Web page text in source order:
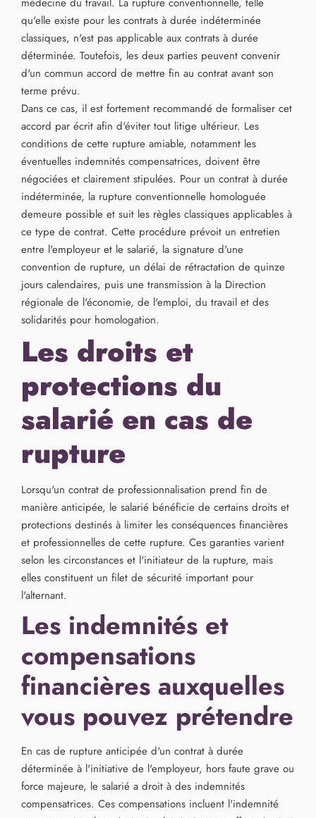
qu'elle existe pour les contrats à durée indéterminée
classiques, n'est pas applicable aux contrats à durée
déterminée. Toutefois, les deux parties peuvent convenir
d'un commun accord de mettre fin au contrat avant son
terme prévu.
Dans ce cas, il est fortement recommandé de formaliser cet
accord par écrit afin d'éviter tout litige ultérieur. Les
conditions de cette rupture amiable, notamment les
éventuelles indemnités compensatrices, doivent être
négociées et clairement stipulées. Pour un contrat à durée
indéterminée, la rupture conventionnelle homologuée
demeure possible et suit les règles classiques applicables à
ce type de contrat. Cette procédure prévoit un entretien
entre l'employeur et le salarié, la signature d'une
convention de rupture, un délai de rétractation de quinze
jours calendaires, puis une transmission à la Direction
régionale de l'économie, de l'emploi, du travail et des
solidarités pour homologation.
Les droits et
protections du
salarié en cas de
rupture
Lorsqu'un contrat de professionnalisation prend fin de
manière anticipée, le salarié bénéficie de certains droits et
protections destinés à limiter les conséquences financières
et professionnelles de cette rupture. Ces garanties varient
selon les circonstances et l'initiateur de la rupture, mais
elles constituent un filet de sécurité important pour
l'alternant.
Les indemnités et
compensations
financières auxquelles
vous pouvez prétendre
En cas de rupture anticipée d'un contrat à durée
déterminée à l'initiative de l'employeur, hors faute grave ou
force majeure, le salarié a droit à des indemnités
compensatrices. Ces compensations incluent l'indemnité